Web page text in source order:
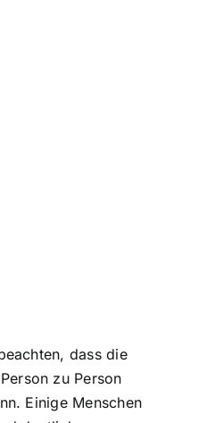
dass die
zu Person
Einige Menschen